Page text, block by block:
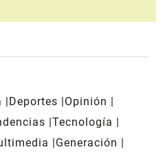
Deportes
Opinión
Tecnología
Generación